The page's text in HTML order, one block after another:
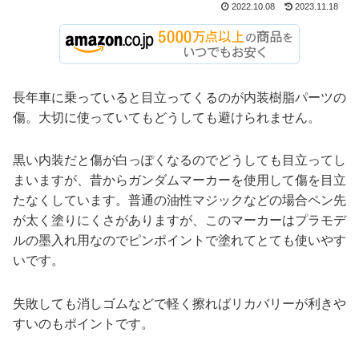
2022.10.08 2023.11.18
長年車に乗っていると目立ってくるのが内装樹脂パーツの
傷。大切に使っていてもどうしても避けられません。
黒い内装だと傷が白っぽくなるのでどうしても目立ってし
まいますが、昔からガンダムマーカーを使用して傷を目立
たなくしています。普通の油性マジックなどの場合ペン先
が太く塗りにくさがありますが、このマーカーはプラモデ
ルの墨入れ用なのでピンポイントで塗れてとても使いやす
いです。
失敗しても消しゴムなどで軽く擦ればリカバリーが利きや
すいのもポイントです。